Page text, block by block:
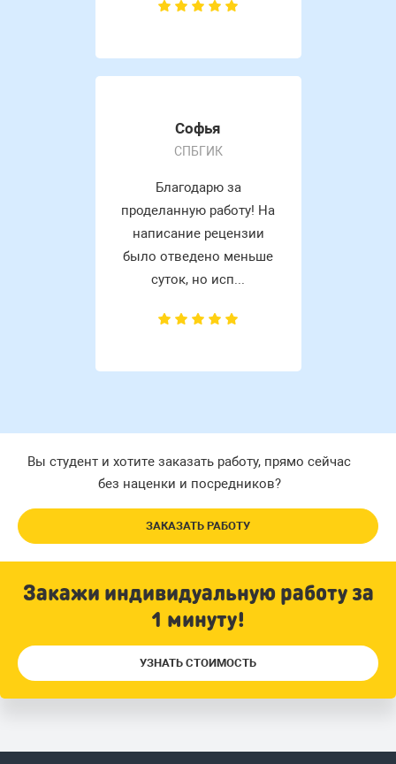
Софья
СПБГИК
Благодарю за
проделанную работу! На
написание рецензии
было отведено меньше
суток, но исп...
Вы студент и хотите заказать работу, прямо сейчас
без наценки и посредников?
ЗАКАЗАТЬ РАБОТУ
Закажи индивидуальную работу за
1 минуту!
УЗНАТЬ СТОИМОСТЬ